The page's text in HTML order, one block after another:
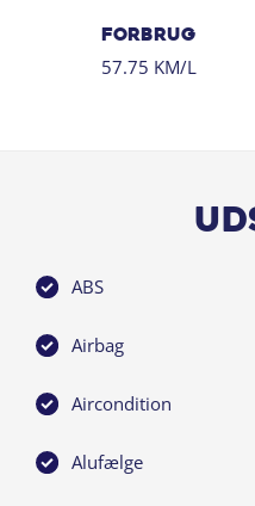
BYTTEBIL?
Send os:
Vi byder altid på kaffe og
☕️
Åbningstider:
•Hverdage: 09.00 – 17.30
salg-
ANDERSEN BILER HOLBÆK
FORBRUG
57.75 KM/L
ABS
Airbag
Aircondition
Alufælge